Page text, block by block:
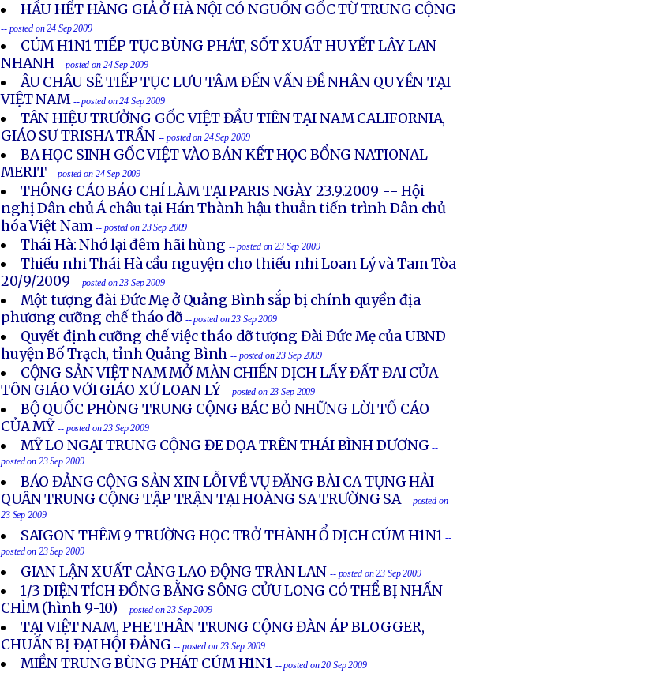
HẦU HẾT HÀNG GIẢ Ở HÀ NỘI CÓ NGUỒN GỐC TỪ TRUNG CỘNG
-- posted on 24 Sep 2009
CÚM H1N1 TIẾP TỤC BÙNG PHÁT, SỐT XUẤT HUYẾT LÂY LAN
NHANH -- posted on 24 Sep 2009
ÂU CHÂU SẼ TIẾP TỤC LƯU TÂM ĐẾN VẤN ĐỀ NHÂN QUYỀN TẠI
VIỆT NAM -- posted on 24 Sep 2009
TÂN HIỆU TRƯỞNG GỐC VIỆT ĐẦU TIÊN TẠI NAM CALIFORNIA,
GIÁO SƯ TRISHA TRẦN -- posted on 24 Sep 2009
BA HỌC SINH GỐC VIỆT VÀO BÁN KẾT HỌC BỔNG NATIONAL
MERIT -- posted on 24 Sep 2009
THÔNG CÁO BÁO CHÍ LÀM TẠI PARIS NGÀY 23.9.2009 -- Hội
nghị Dân chủ Á châu tại Hán Thành hậu thuẫn tiến trình Dân chủ
hóa Việt Nam -- posted on 23 Sep 2009
Thái Hà: Nhớ lại đêm hãi hùng -- posted on 23 Sep 2009
Thiếu nhi Thái Hà cầu nguyện cho thiếu nhi Loan Lý và Tam Tòa
20/9/2009 -- posted on 23 Sep 2009
Một tượng đài Đức Mẹ ở Quảng Bình sắp bị chính quyền địa
phương cưỡng chế tháo dỡ -- posted on 23 Sep 2009
Quyết định cưỡng chế việc tháo dỡ tượng Đài Đức Mẹ của UBND
huyện Bố Trạch, tỉnh Quảng Bình -- posted on 23 Sep 2009
CỘNG SẢN VIỆT NAM MỞ MÀN CHIẾN DỊCH LẤY ĐẤT ĐAI CỦA
TÔN GIÁO VỚI GIÁO XỨ LOAN LÝ -- posted on 23 Sep 2009
BỘ QUỐC PHÒNG TRUNG CỘNG BÁC BỎ NHỮNG LỜI TỐ CÁO
CỦA MỸ -- posted on 23 Sep 2009
MỸ LO NGẠI TRUNG CỘNG ĐE DỌA TRÊN THÁI BÌNH DƯƠNG --
posted on 23 Sep 2009
BÁO ĐẢNG CỘNG SẢN XIN LỖI VỀ VỤ ĐĂNG BÀI CA TỤNG HẢI
QUÂN TRUNG CỘNG TẬP TRẬN TẠI HOÀNG SA TRƯỜNG SA -- posted on
23 Sep 2009
SAIGON THÊM 9 TRƯỜNG HỌC TRỞ THÀNH Ổ DỊCH CÚM H1N1 --
posted on 23 Sep 2009
GIAN LẬN XUẤT CẢNG LAO ĐỘNG TRÀN LAN -- posted on 23 Sep 2009
1/3 DIỆN TÍCH ĐỒNG BẰNG SÔNG CỬU LONG CÓ THỂ BỊ NHẤN
CHÌM (hình 9-10) -- posted on 23 Sep 2009
TẠI VIỆT NAM, PHE THÂN TRUNG CỘNG ĐÀN ÁP BLOGGER,
CHUẨN BỊ ĐẠI HỘI ĐẢNG -- posted on 23 Sep 2009
MIỀN TRUNG BÙNG PHÁT CÚM H1N1 -- posted on 20 Sep 2009